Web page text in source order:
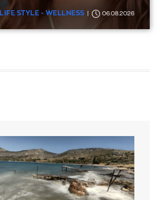
LIFE STYLE - WELLNESS 06.08.2026